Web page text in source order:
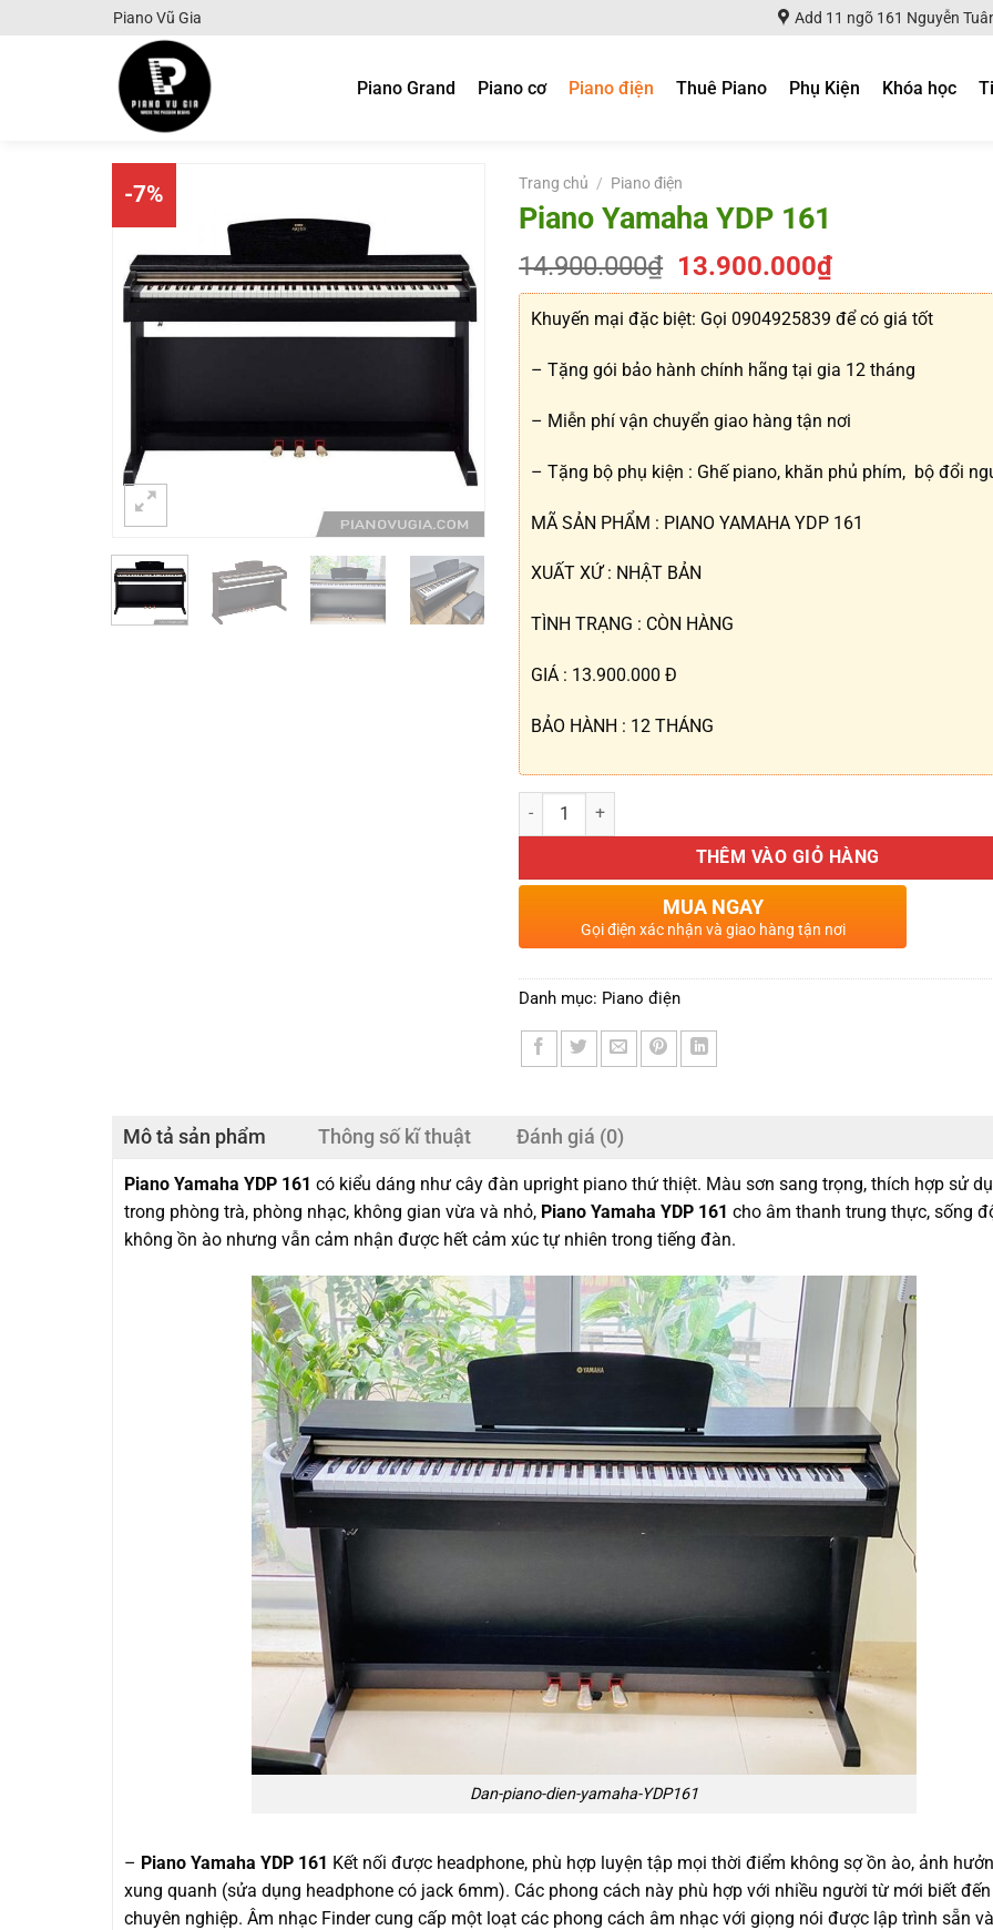
Piano Vũ Gia Add 11 ngõ 161 Nguyễn
Piano Grand Piano cơ Piano điện Thuê Piano Phụ Kiện Khóa học
-7% Trang chủ / Piano điện
Piano Yamaha YDP 161
14.900.000₫ Giá
gốc
là:
13.900.000₫Giá
hiện
tại
13.900.000₫.
Khuyến mại đặc biệt: Gọi 0904925839 để có giá tốt
– Tặng gói bảo hành chính hãng tại gia 12 tháng
– Miễn phí vận chuyển giao hàng tận nơi
– Tặng bộ phụ kiện : Ghế piano, khăn phủ phím, bộ đổi
MÃ SẢN PHẨM : PIANO YAMAHA YDP 161
XUẤT XỨ : NHẬT BẢN
TÌNH TRẠNG : CÒN HÀNG
GIÁ : 13.900.000 Đ
BẢO HÀNH : 12 THÁNG
Piano Yamaha YDP 161 số lượng
THÊM VÀO GIỎ HÀNG
MUA NGAY
Gọi điện xác nhận và giao hàng tận nơi
Danh mục: Piano điện
Mô tả sản phẩm Đánh giá (0)
Thông số kĩ thuật
Piano Yamaha YDP 161 có kiểu dáng như cây đàn upright piano thứ thiệt. Màu sơn sang trọng, thích hợp sử
trong phòng trà, phòng nhạc, không gian vừa và nhỏ, Piano Yamaha YDP 161 cho âm thanh trung thực, sống
không ồn ào nhưng vẫn cảm nhận được hết cảm xúc tự nhiên trong tiếng đàn.
Dan-piano-dien-yamaha-YDP161
– Piano Yamaha YDP 161 Kết nối được headphone, phù hợp luyện tập mọi thời điểm không sợ ồn ào, ảnh
xung quanh (sửa dụng headphone có jack 6mm). Các phong cách này phù hợp với nhiều người từ mới biết đến
chuyên nghiệp. Âm nhạc Finder cung cấp một loạt các phong cách âm nhạc với giọng nói được lập trình sẵn